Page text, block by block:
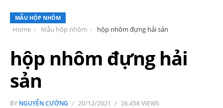
MẪU HỘP NHÔM
Home Mẫu hộp nhôm hộp nhôm đựng hải sản
hộp nhôm đựng hải
sản
BY NGUYỄN CƯỜNG 20/12/2021 26.458 VIEWS